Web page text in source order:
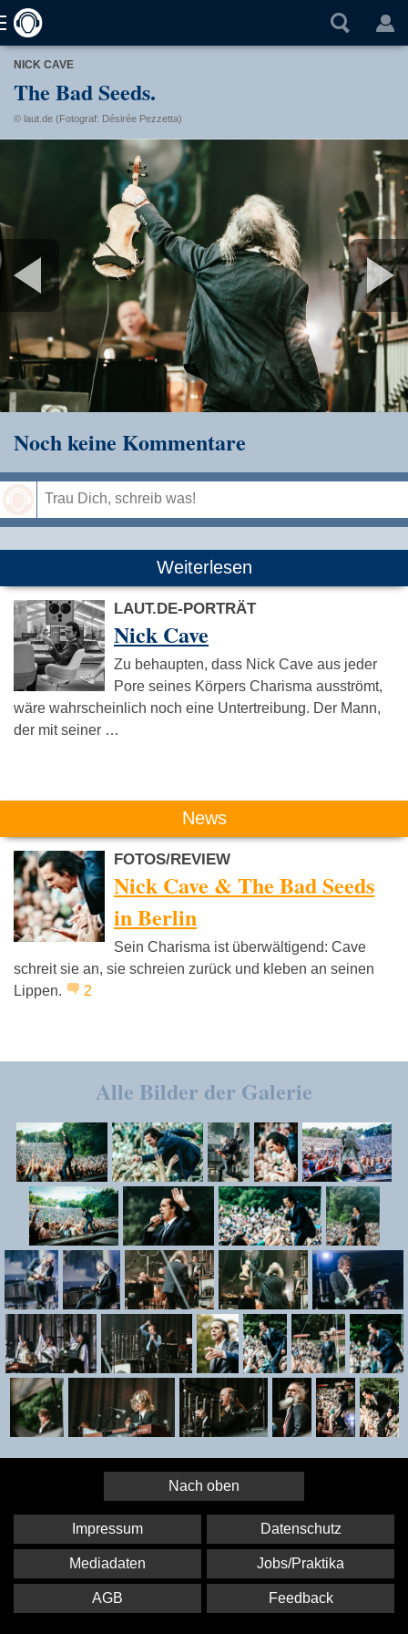
NICK CAVE
The Bad Seeds.
© laut.de (Fotograf: Désirée Pezzetta)
Noch keine Kommentare
Weiterlesen
LAUT.DE-PORTRÄT
Nick Cave
Zu behaupten, dass Nick Cave aus jeder
Pore seines Körpers Charisma ausströmt,
wäre wahrscheinlich noch eine Untertreibung. Der Mann,
der mit seiner …
News
FOTOS/REVIEW
Nick Cave & The Bad Seeds
in Berlin
Sein Charisma ist überwältigend: Cave
schreit sie an, sie schreien zurück und kleben an seinen
Lippen.
2
Alle Bilder der Galerie
Nach oben
Impressum Datenschutz
Mediadaten Jobs/Praktika
AGB Feedback